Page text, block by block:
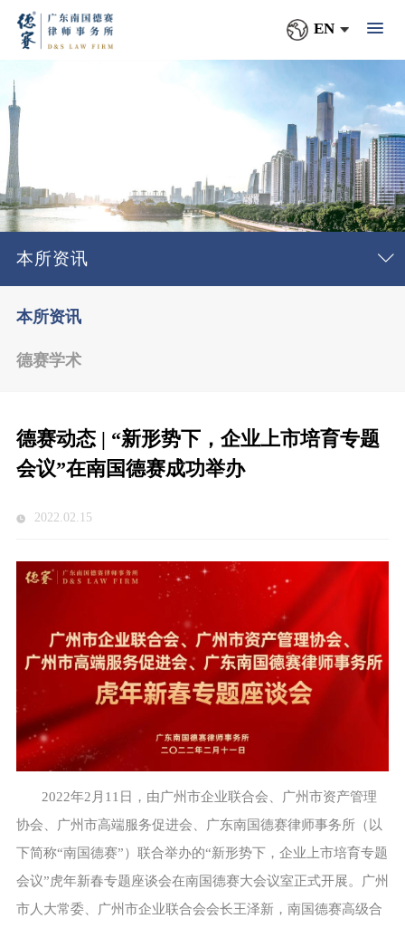
EN
本所资讯
本所资讯
德赛学术
德赛动态 | “新形势下，企业上市培育专题
会议”在南国德赛成功举办
2022.02.15
2022年2月11日，由广州市企业联合会、广州市资产管理
协会、广州市高端服务促进会、广东南国德赛律师事务所（以
下简称“南国德赛”）联合举办的“新形势下，企业上市培育专题
会议”虎年新春专题座谈会在南国德赛大会议室正式开展。广州
市人大常委、广州市企业联合会会长王泽新，南国德赛高级合